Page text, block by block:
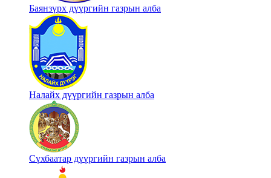
Баянзүрх дүүргийн газрын алба
Налайх дүүргийн газрын алба
Сүхбаатар дүүргийн газрын алба